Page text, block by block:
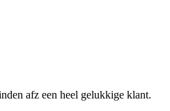
afz een heel gelukkige klant.